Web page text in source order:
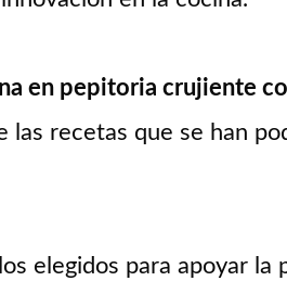
en pepitoria crujiente
las recetas que se han
elegidos para apoyar la